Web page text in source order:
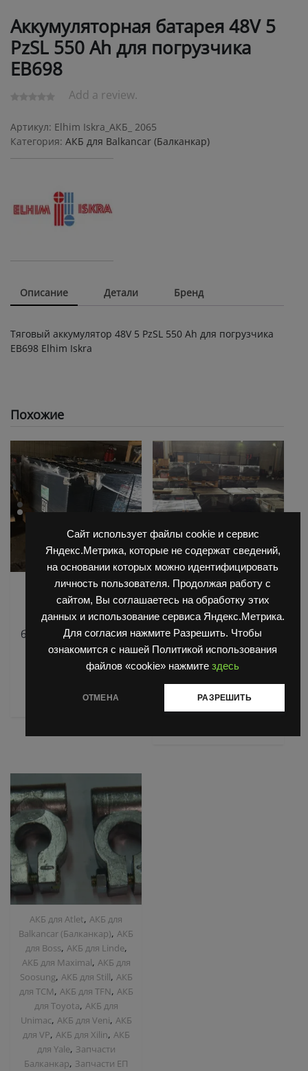
Сайт использует файлы cookie и сервис
Яндекс.Метрика, которые не содержат сведений,
на основании которых можно идентифицировать
личность пользователя. Продолжая работу с
сайтом, Вы соглашаетесь на обработку этих
данных и использование сервиса Яндекс.Метрика.
Для согласия нажмите Разрешить. Чтобы
ознакомится с нашей Политикой использования
файлов «cookie» нажмите здесь
ОТМЕНА РАЗРЕШИТЬ
Аккумуляторная батарея 48V 5
PzSL 550 Ah для погрузчика
ЕВ698
Add a review.
Артикул: Elhim Iskra_АКБ_ 2065
Категория: АКБ для Balkanсar (Балканкар)
Описание Детали Бренд
Тяговый аккумулятор 48V 5 PzSL 550 Ah для погрузчика
ЕВ698 Elhim Iskra
Похожие
АКБ для Balkanсar
(Балканкар)
Аккумуляторная
батарея для ЕВ-687 (1)
АКБ для Balkanсar
(Балканкар)
Аккумуляторная
батарея 24V 4 PzS 280
Ah для погрузчика
ЕВ210
0
5
Читать далее
АКБ для Atlet,АКБ для
Balkanсar (Балканкар),АКБ
для Boss, АКБ для Linde,
АКБ для Maximal, АКБ для
Soosung, АКБ для Still, АКБ
для TCM, АКБ для TFN, АКБ
для Toyota, АКБ для
Unimac, АКБ для Veni, АКБ
для VP, АКБ для Xilin, АКБ
для Yale, Запчасти
Балканкар, Запчасти ЕП